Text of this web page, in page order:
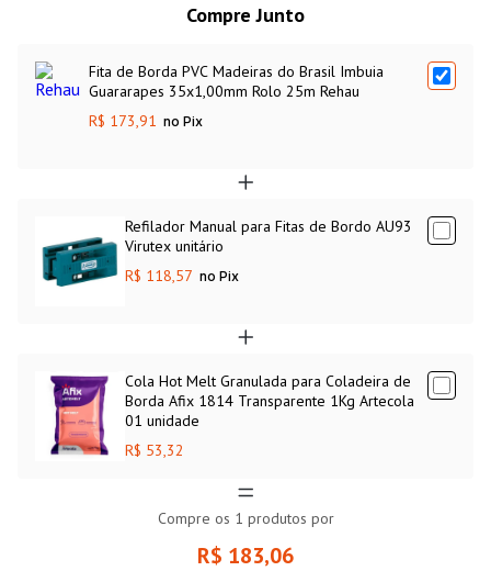
Compre Junto
Fita de Borda PVC Madeiras do Brasil Imbuia
Guararapes 35x1,00mm Rolo 25m Rehau
R$ 173,91 no Pix
Refilador Manual para Fitas de Bordo AU93
Virutex unitário
R$ 118,57 no Pix
Cola Hot Melt Granulada para Coladeira de
Borda Afix 1814 Transparente 1Kg Artecola
01 unidade
R$ 53,32
Compre os 1 produtos por
R$ 183,06